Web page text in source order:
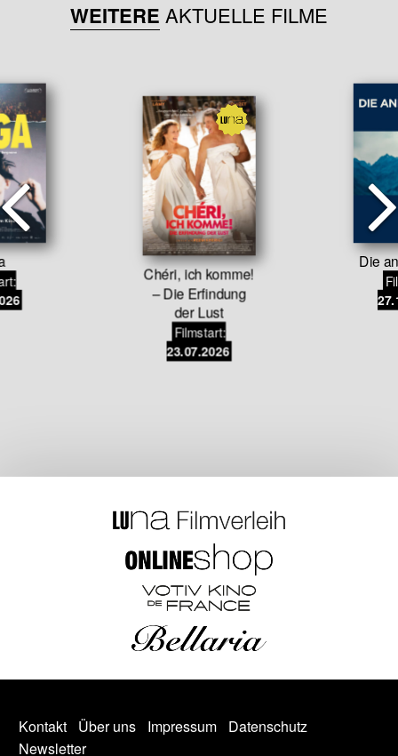
WEITERE AKTUELLE FILME
Chéri, ich komme!
– Die Erfindung
der Lust
Filmstart:
23.07.2026
Die
Kontakt Über uns Impressum
Datenschutz
Newsletter